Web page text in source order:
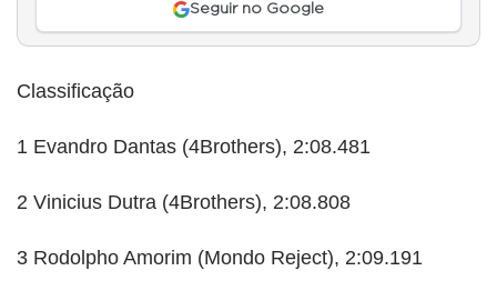
Seguir no Google
Classificação
1 Evandro Dantas (4Brothers), 2:08.481
2 Vinicius Dutra (4Brothers), 2:08.808
3 Rodolpho Amorim (Mondo Reject), 2:09.191